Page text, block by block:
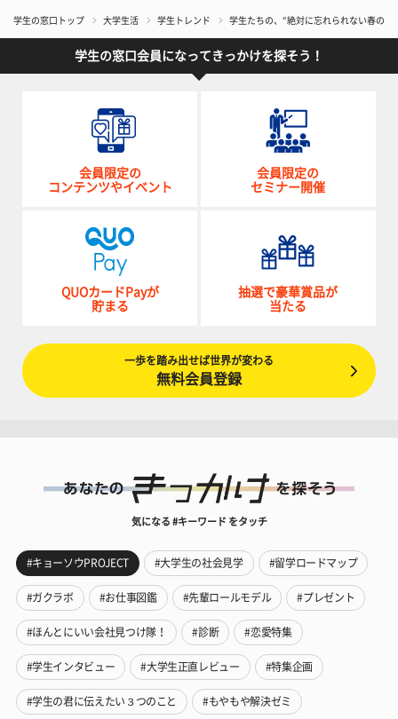
学生の窓口トップ 大学生活 学生トレンド 学生たちの、“絶対に忘れられない春の
学生の窓口会員になってきっかけを探そう！
会員限定の
コンテンツやイベント
会員限定の
セミナー開催
QUOカードPayが
貯まる
抽選で豪華賞品が
当たる
一歩を踏み出せば世界が変わる
無料会員登録
気になる #キーワード をタッチ
#キョーソウPROJECT #大学生の社会見学 #留学ロードマップ
#ガクラボ #お仕事図鑑 #先輩ロールモデル #プレゼント
#ほんとにいい会社見つけ隊！ #診断 #恋愛特集
#学生インタビュー #大学生正直レビュー #特集企画
#学生の君に伝えたい３つのこと #もやもや解決ゼミ